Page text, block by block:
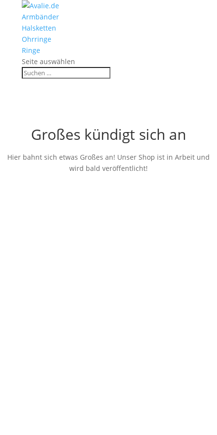
Armbänder
Halsketten
Ohrringe
Ringe
Seite auswählen
Großes kündigt sich an
Hier bahnt sich etwas Großes an! Unser Shop ist in Arbeit und
wird bald veröffentlicht!